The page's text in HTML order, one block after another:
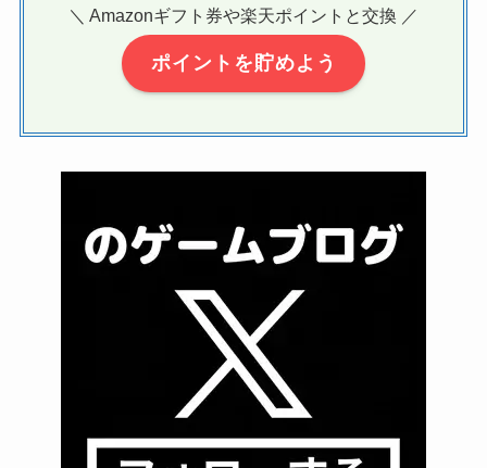
＼ Amazonギフト券や楽天ポイントと交換 ／
ポイントを貯めよう